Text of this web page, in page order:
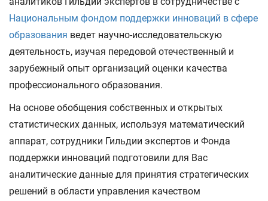
Национальным фондом поддержки инноваций в сфере
образования ведет научно-исследовательскую
деятельность, изучая передовой отечественный и
зарубежный опыт организаций оценки качества
профессионального образования.
На основе обобщения собственных и открытых
статистических данных, используя математический
аппарат, сотрудники Гильдии экспертов и Фонда
поддержки инноваций подготовили для Вас
аналитические данные для принятия стратегических
решений в области управления качеством